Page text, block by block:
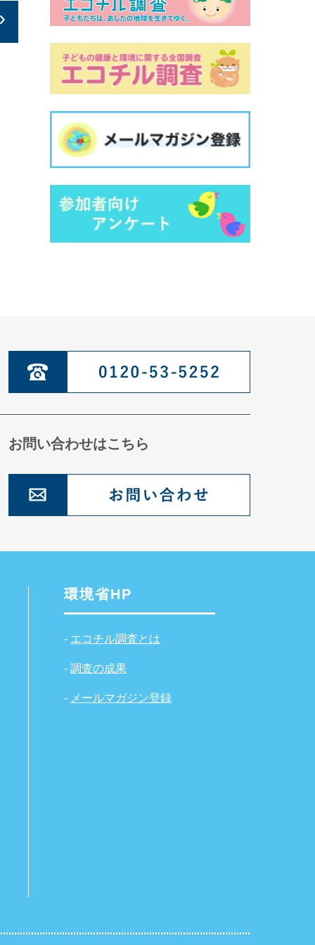
お問い合わせはこちら
環境省HP
- エコチル調査とは
- 調査の成果
- メールマガジン登録